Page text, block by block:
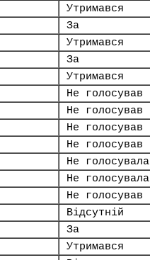
Утримався
За
Утримався
За
Утримався
Не голосував
Не голосував
Не голосував
Не голосував
Не голосувала
Не голосувала
Не голосував
Відсутній
За
Утримався